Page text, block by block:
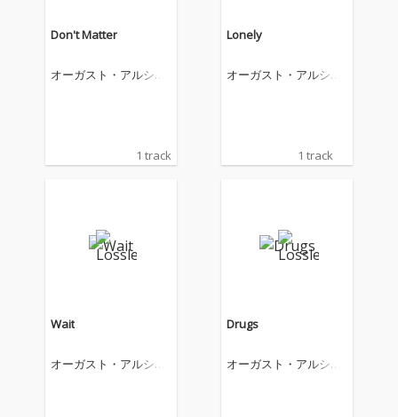
Don't Matter
オーガスト・アルシー
1 track
Lonely
オーガスト・アルシー
1 track
Wait
オーガスト・アルシー
Drugs
オーガスト・アルシー